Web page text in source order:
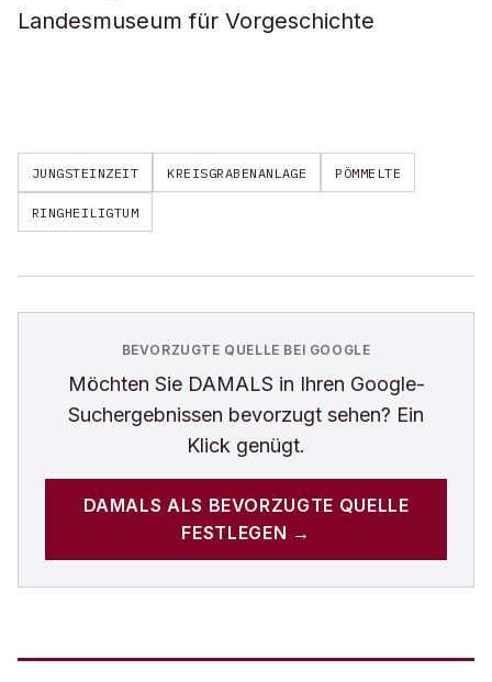
Landesmuseum für Vorgeschichte
JUNGSTEINZEIT KREISGRABENANLAGE PÖMMELTE
RINGHEILIGTUM
BEVORZUGTE QUELLE BEI GOOGLE
Möchten Sie DAMALS in Ihren Google-
Suchergebnissen bevorzugt sehen? Ein
Klick genügt.
DAMALS ALS BEVORZUGTE QUELLE
FESTLEGEN →